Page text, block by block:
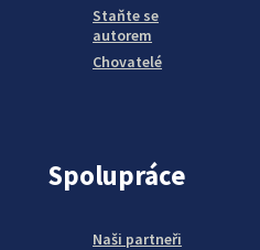
Staňte se
autorem
Chovatelé
Spolupráce
Naši partneři